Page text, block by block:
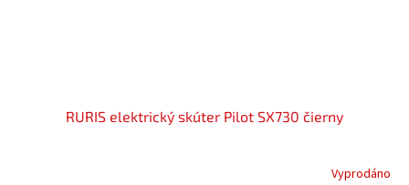
RURIS elektrický skúter Pilot SX730 čierny
Vyprodáno